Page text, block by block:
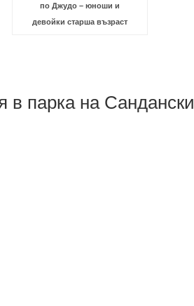
по Джудо – юноши и
девойки старша възраст
парка на Сандански